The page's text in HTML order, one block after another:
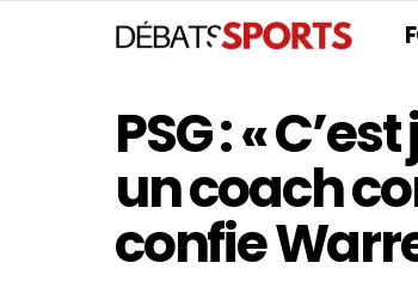
PSG : «
un coach
confie